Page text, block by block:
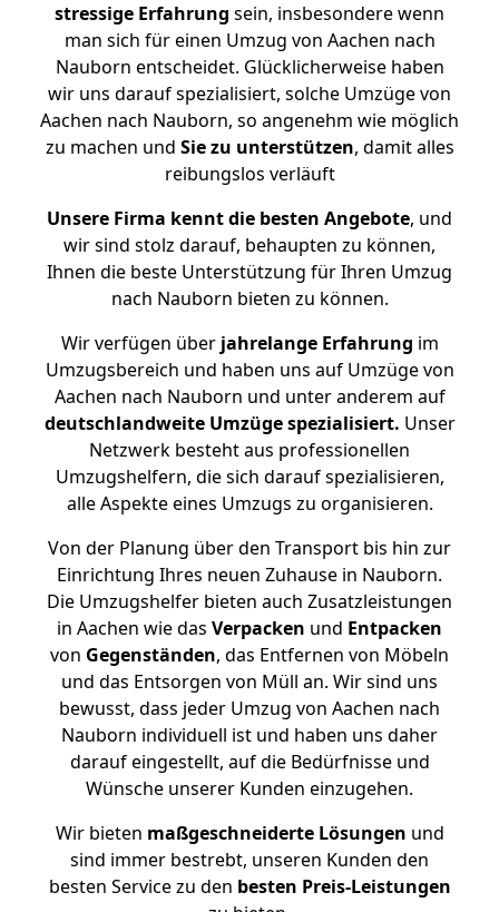
stressige Erfahrung sein, insbesondere wenn
man sich für einen Umzug von Aachen nach
Nauborn entscheidet. Glücklicherweise haben
wir uns darauf spezialisiert, solche Umzüge von
Aachen nach Nauborn, so angenehm wie möglich
zu machen und Sie zu unterstützen, damit alles
reibungslos verläuft
Unsere Firma kennt die besten Angebote, und
wir sind stolz darauf, behaupten zu können,
Ihnen die beste Unterstützung für Ihren Umzug
nach Nauborn bieten zu können.
Wir verfügen überjahrelange Erfahrung im
Umzugsbereich und haben uns auf Umzüge von
Aachen nach Nauborn und unter anderem auf
deutschlandweite Umzüge spezialisiert. Unser
Netzwerk besteht aus professionellen
Umzugshelfern, die sich darauf spezialisieren,
alle Aspekte eines Umzugs zu organisieren.
Von der Planung über den Transport bis hin zur
Einrichtung Ihres neuen Zuhause in Nauborn.
Die Umzugshelfer bieten auch Zusatzleistungen
in Aachen wie das Verpacken und Entpacken
von Gegenständen, das Entfernen von Möbeln
und das Entsorgen von Müll an. Wir sind uns
bewusst, dass jeder Umzug von Aachen nach
Nauborn individuell ist und haben uns daher
darauf eingestellt, auf die Bedürfnisse und
Wünsche unserer Kunden einzugehen.
Wir bieten maßgeschneiderte Lösungen und
sind immer bestrebt, unseren Kunden den
besten Service zu den besten Preis-Leistungen